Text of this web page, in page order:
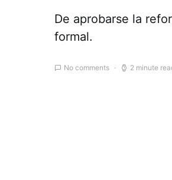
De aprobarse la
formal.
No comments 2 minute